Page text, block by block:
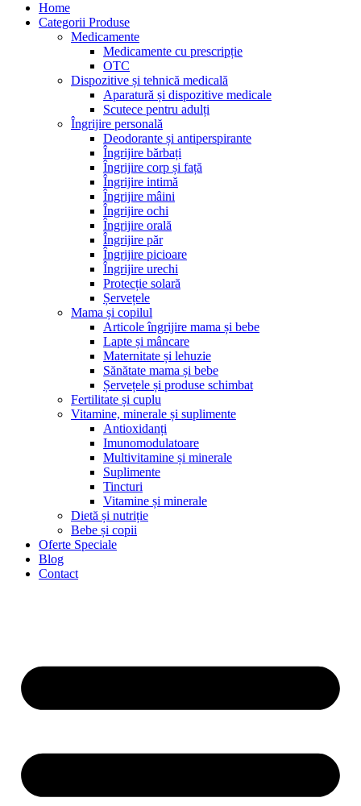
Home
Categorii Produse
Medicamente
Medicamente cu prescripție
OTC
Dispozitive și tehnică medicală
Aparatură și dispozitive medicale
Scutece pentru adulți
Îngrijire personală
Deodorante și antiperspirante
Îngrijire bărbați
Îngrijire corp și față
Îngrijire intimă
Îngrijire mâini
Îngrijire ochi
Îngrijire orală
Îngrijire păr
Îngrijire picioare
Îngrijire urechi
Protecție solară
Șervețele
Mama și copilul
Articole îngrijire mama și bebe
Lapte și mâncare
Maternitate și lehuzie
Sănătate mama și bebe
Șervețele și produse schimbat
Fertilitate și cuplu
Vitamine, minerale și suplimente
Antioxidanți
Imunomodulatoare
Multivitamine și minerale
Suplimente
Tincturi
Vitamine și minerale
Dietă și nutriție
Bebe și copii
Oferte Speciale
Blog
Contact